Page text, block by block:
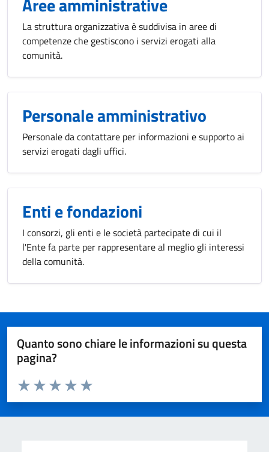
La struttura organizzativa è suddivisa in aree di
competenze che gestiscono i servizi erogati alla
comunità.
Personale amministrativo
Personale da contattare per informazioni e supporto ai
servizi erogati dagli uffici.
Enti e fondazioni
I consorzi, gli enti e le società partecipate di cui il
l'Ente fa parte per rappresentare al meglio gli interessi
della comunità.
Quanto sono chiare le informazioni su questa
pagina?
Valuta da 1 a 5 stelle la pagina
Valuta 5 stelle su 5
Valuta 4 stelle su 5
Valuta 3 stelle su 5
Valuta 2 stelle su 5
Valuta 1 stelle su 5